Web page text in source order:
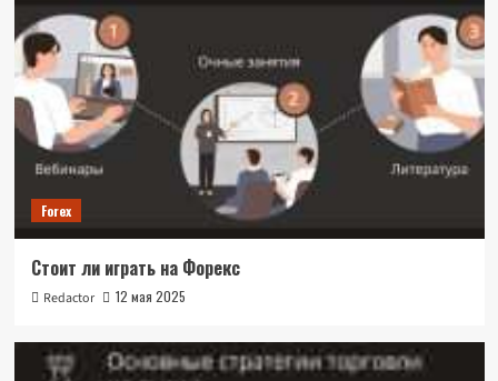
Forex
Стоит ли играть на Форекс
Redactor 12 мая 2025